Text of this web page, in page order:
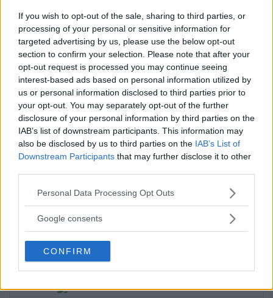
If you wish to opt-out of the sale, sharing to third parties, or
processing of your personal or sensitive information for
targeted advertising by us, please use the below opt-out
section to confirm your selection. Please note that after your
opt-out request is processed you may continue seeing
interest-based ads based on personal information utilized by
us or personal information disclosed to third parties prior to
your opt-out. You may separately opt-out of the further
disclosure of your personal information by third parties on the
IAB’s list of downstream participants. This information may
also be disclosed by us to third parties on the IAB’s List of
Downstream Participants that may further disclose it to other
Please note that this website/app uses one or more Google
not limited to your visit or usage behaviour. You may click to
use your data for below specified purposes in below Google
consent section.
Personal Data Processing Opt Outs
Google consents
CONFIRM
Hennes medborgarförslag blev
vedeldad bastu – på rekordtid
LILJEHOLMEN
På andra sidan Årstaviken har Stockholms stad
ställt […]
Publicerad 22:30, 20 oktober 2016
Annons:
Annons:
Annons:
Annons: